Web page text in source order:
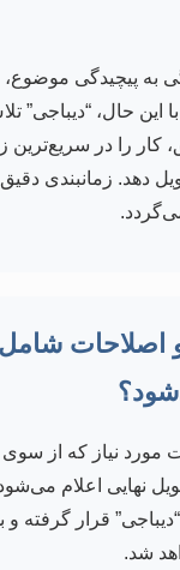
به پیچیدگی
این حال، “دیباجی”
کار را در سریع‌ترین
دهد. زمانبندی دقیق
و اصلاحات
مورد نیاز که از سوی
نهایی اعلام
قرار گرفته و
شد.